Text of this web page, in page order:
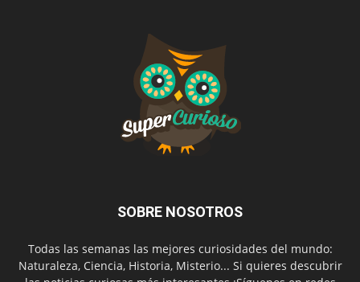
SOBRE NOSOTROS
Todas las semanas las mejores curiosidades del mundo:
Naturaleza, Ciencia, Historia, Misterio... Si quieres descubrir